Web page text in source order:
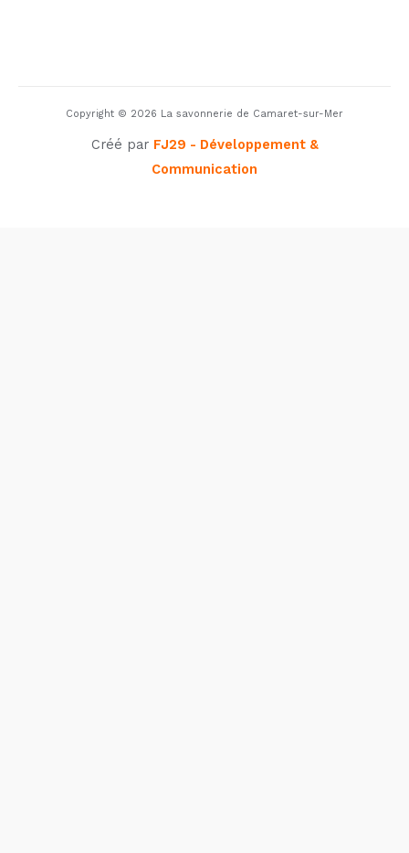
Copyright © 2026 La savonnerie de Camaret-sur-Mer
Créé par FJ29 - Développement &
Communication